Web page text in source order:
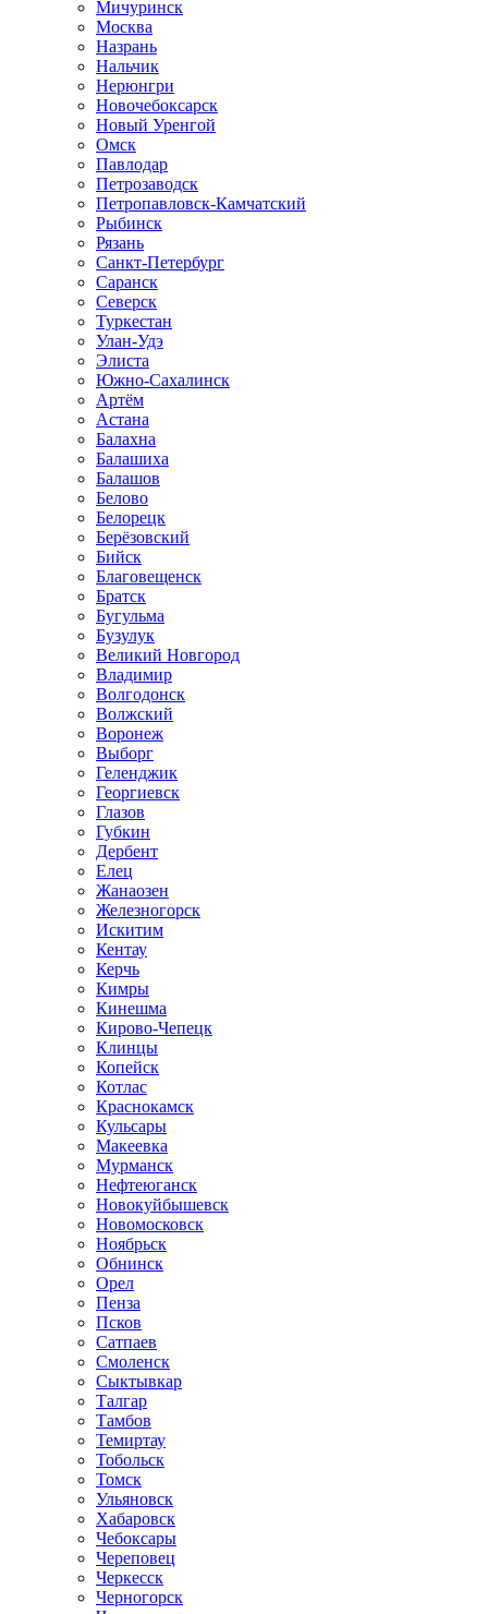
Мичуринск
Москва
Назрань
Нальчик
Нерюнгри
Новочебоксарск
Новый Уренгой
Омск
Павлодар
Петрозаводск
Петропавловск-Камчатский
Рыбинск
Рязань
Санкт-Петербург
Саранск
Северск
Туркестан
Улан-Удэ
Элиста
Южно-Сахалинск
Артём
Астана
Балахна
Балашиха
Балашов
Белово
Белорецк
Берёзовский
Бийск
Благовещенск
Братск
Бугульма
Бузулук
Великий Новгород
Владимир
Волгодонск
Волжский
Воронеж
Выборг
Геленджик
Георгиевск
Глазов
Губкин
Дербент
Елец
Жанаозен
Железногорск
Искитим
Кентау
Керчь
Кимры
Кинешма
Кирово-Чепецк
Клинцы
Копейск
Котлас
Краснокамск
Кульсары
Макеевка
Мурманск
Нефтеюганск
Новокуйбышевск
Новомосковск
Ноябрьск
Обнинск
Орел
Пенза
Псков
Сатпаев
Смоленск
Сыктывкар
Талгар
Тамбов
Темиртау
Тобольск
Томск
Ульяновск
Хабаровск
Чебоксары
Череповец
Черкесск
Черногорск